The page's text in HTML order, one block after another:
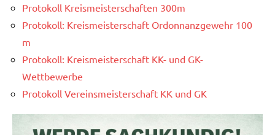
Protokoll Kreismeisterschaften 300m
Protokoll: Kreismeisterschaft Ordonnanzgewehr 100
m
Protokoll: Kreismeisterschaft KK- und GK-
Wettbewerbe
Protokoll Vereinsmeisterschaft KK und GK